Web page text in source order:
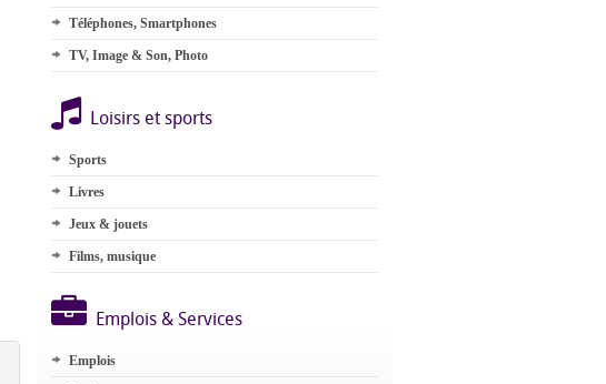
Téléphones, Smartphones
TV, Image & Son, Photo
Loisirs et sports
Sports
Livres
Jeux & jouets
Films, musique
Emplois & Services
Emplois